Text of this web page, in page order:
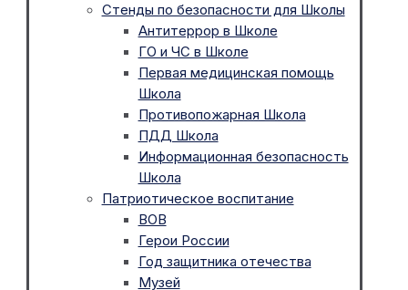
Стенды по безопасности для Школы
Антитеррор в Школе
ГО и ЧС в Школе
Первая медицинская помощь
Школа
Противопожарная Школа
ПДД Школа
Информационная безопасность
Школа
Патриотическое воспитание
ВОВ
Герои России
Год защитника отечества
Музей